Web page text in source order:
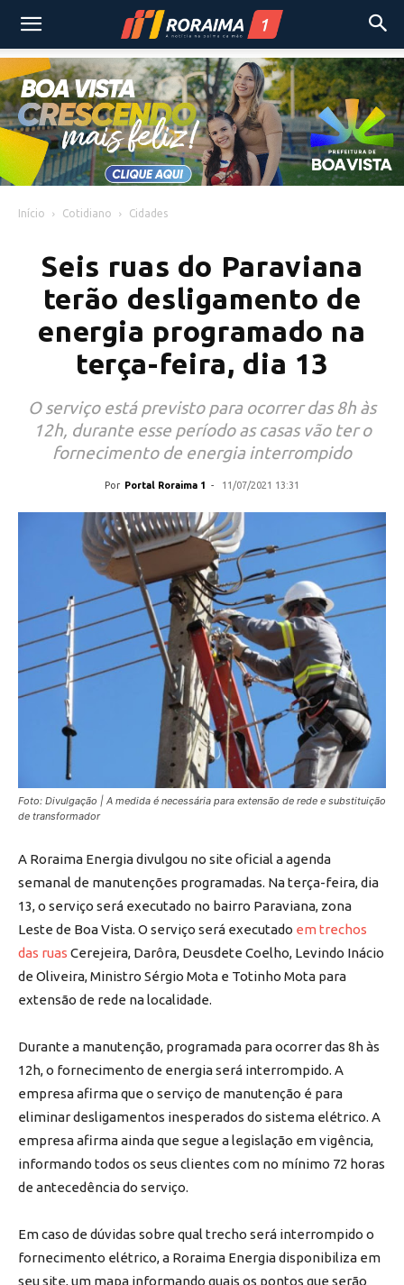
Início Cotidiano Cidades
Seis ruas do Paraviana
terão desligamento de
energia programado na
terça-feira, dia 13
O serviço está previsto para ocorrer das 8h às
12h, durante esse período as casas vão ter o
fornecimento de energia interrompido
Por Portal Roraima 1 - 11/07/2021 13:31
Foto: Divulgação | A medida é necessária para extensão de rede e substituição
de transformador
A Roraima Energia divulgou no site oficial a agenda
semanal de manutenções programadas. Na terça-feira, dia
13, o serviço será executado no bairro Paraviana, zona
Leste de Boa Vista. O serviço será executado em trechos
das ruas Cerejeira, Darôra, Deusdete Coelho, Levindo Inácio
de Oliveira, Ministro Sérgio Mota e Totinho Mota para
extensão de rede na localidade.
Durante a manutenção, programada para ocorrer das 8h às
12h, o fornecimento de energia será interrompido. A
empresa afirma que o serviço de manutenção é para
eliminar desligamentos inesperados do sistema elétrico. A
empresa afirma ainda que segue a legislação em vigência,
informando todos os seus clientes com no mínimo 72 horas
de antecedência do serviço.
Em caso de dúvidas sobre qual trecho será interrompido o
fornecimento elétrico, a Roraima Energia disponibiliza em
seu site, um mapa informando quais os pontos que serão